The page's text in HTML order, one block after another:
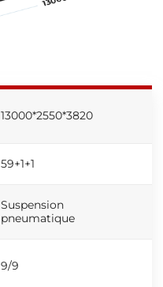
13000*2550*3820
59+1+1
Suspension
pneumatique
9/9